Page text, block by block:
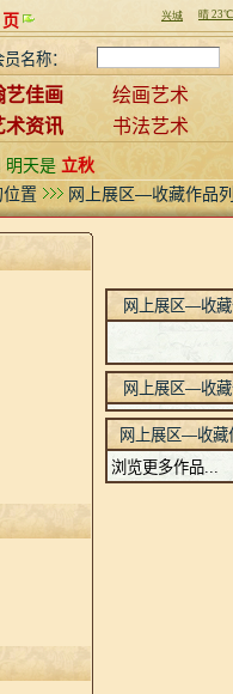
员名称：
艺佳画
绘画艺术
术资讯
书法艺术
明天是 立秋
置
网上展区—收藏作品
网上展区—收
网上展区—收
网上展区—收
浏览更多作品...